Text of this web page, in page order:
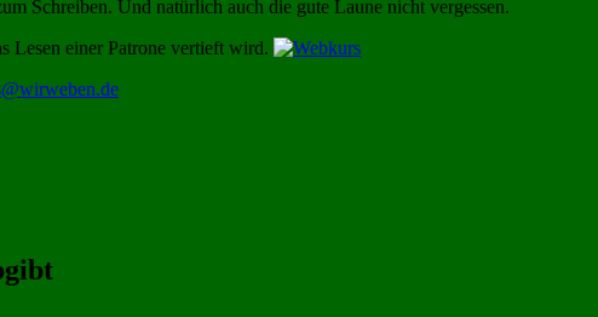
Schreiben. Und natürlich auch die gute Laune nicht vergessen.
Lesen einer Patrone vertieft wird.